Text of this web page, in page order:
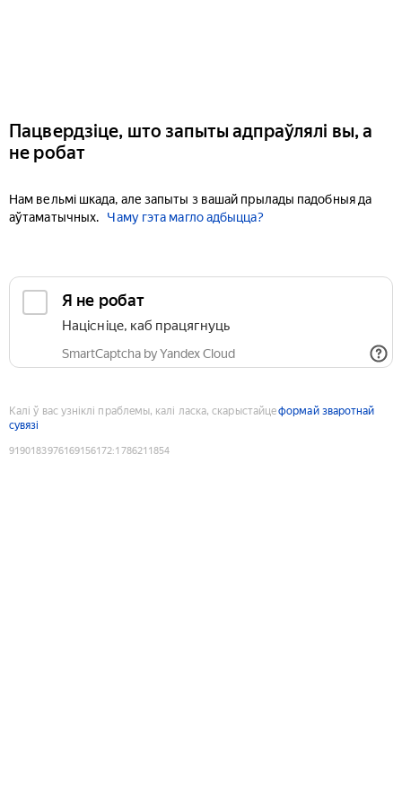
Пацвердзіце, што запыты адпраўлялі вы, а
не робат
Нам вельмі шкада, але запыты з вашай прылады падобныя да
аўтаматычных.
Чаму гэта магло адбыцца?
Я не робат
Націсніце, каб працягнуць
SmartCaptcha by Yandex Cloud
Калі ў вас узніклі праблемы, калі ласка, скарыстайцеформай зваротнай
сувязі
9190183976169156172:1786211854